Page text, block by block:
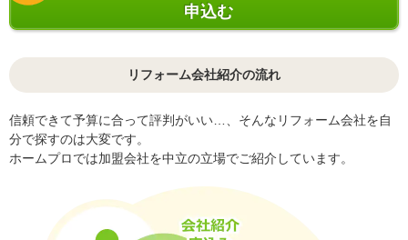
申込む
リフォーム会社紹介の流れ
信頼できて予算に合って評判がいい…、そんなリフォーム会社を自
分で探すのは大変です。
ホームプロでは加盟会社を中立の立場でご紹介しています。